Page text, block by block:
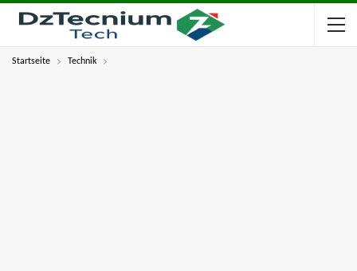
Startseite Technik